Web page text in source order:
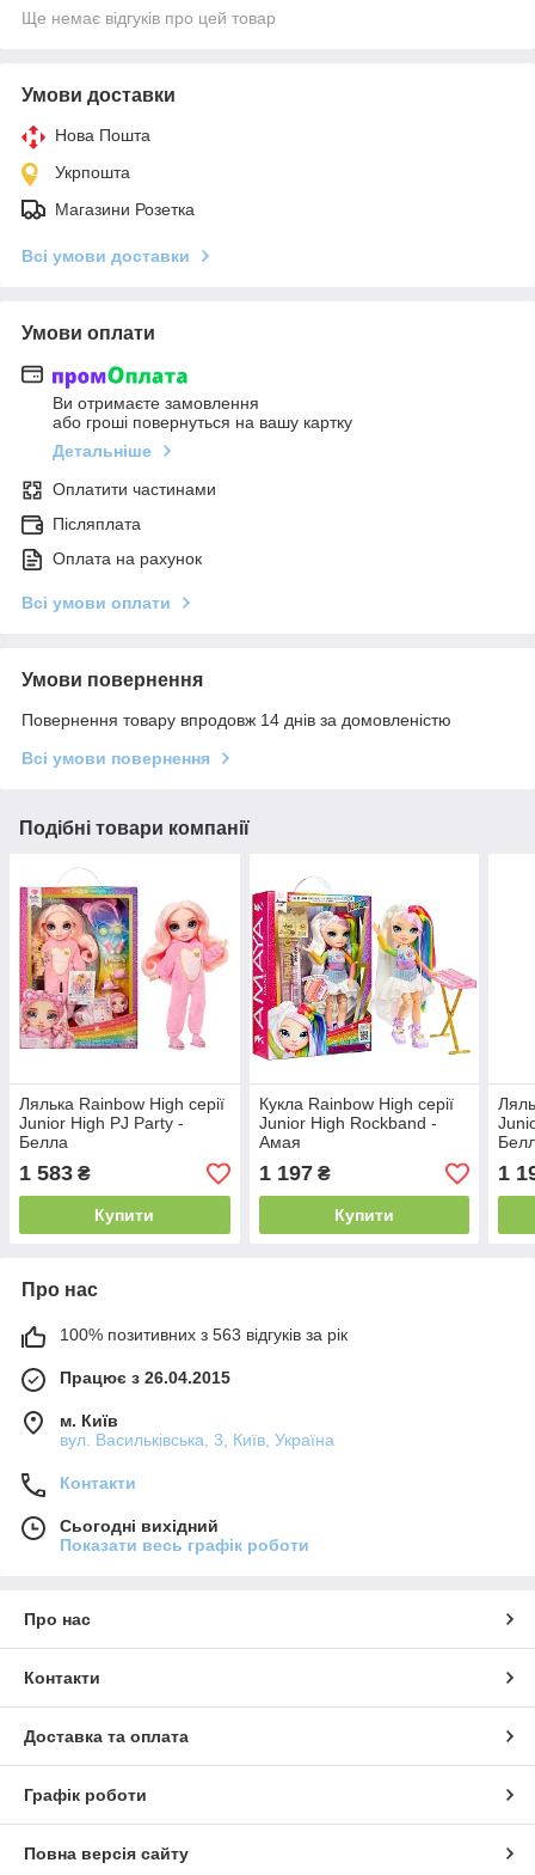
Ще немає відгуків про цей товар
Умови доставки
Нова Пошта
Укрпошта
Магазини Розетка
Всі умови доставки
Умови оплати
Ви отримаєте замовлення
або гроші повернуться на вашу картку
Детальніше
Оплатити частинами
Післяплата
Оплата на рахунок
Всі умови оплати
Умови повернення
Повернення товару впродовж 14 днів за домовленістю
Всі умови повернення
Подібні товари компанії
Лялька Rainbow High серії
Junior High PJ Party -
Белла
1 583 ₴
Купити
Кукла Rainbow High серії
Junior High Rockband -
Амая
1 197₴
Купити
1
Про нас
100% позитивних з 563 відгуків за рік
Працює з 26.04.2015
м. Київ
вул. Васильківська, 3, Київ, Україна
Контакти
Сьогодні вихідний
Показати весь графік роботи
Про нас
Контакти
Доставка та оплата
Графік роботи
Повна версія сайту